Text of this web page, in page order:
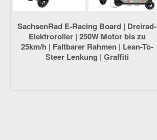
SachsenRad E-Racing Board | Dreirad-
Elektroroller | 250W Motor bis zu
25km/h | Faltbarer Rahmen | Lean-To-
Steer Lenkung | Graffiti